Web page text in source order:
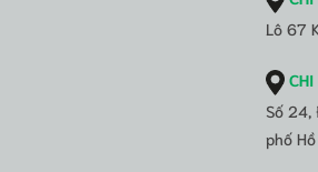
Lô 67
Số 24,
phố